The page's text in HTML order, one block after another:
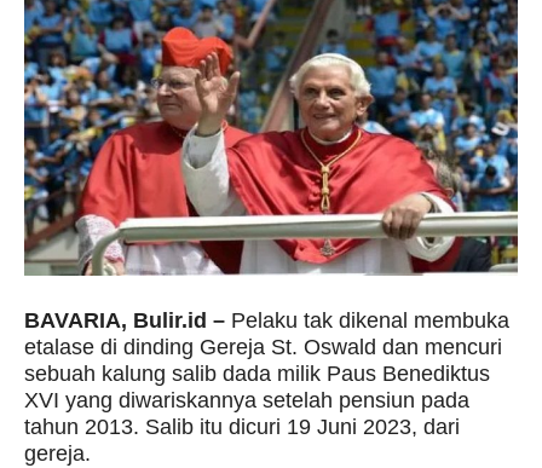
BAVARIA, Bulir.id – Pelaku tak dikenal membuka
etalase di dinding Gereja St. Oswald dan mencuri
sebuah kalung salib dada milik Paus Benediktus
XVI yang diwariskannya setelah pensiun pada
tahun 2013. Salib itu dicuri 19 Juni 2023, dari
gereja.